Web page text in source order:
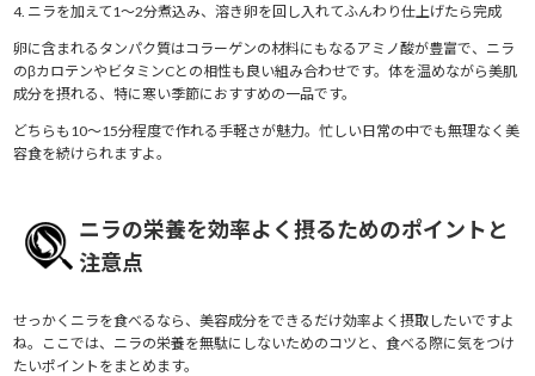
4. ニラを加えて1〜2分煮込み、溶き卵を回し入れてふんわり仕上げたら完成
卵に含まれるタンパク質はコラーゲンの材料にもなるアミノ酸が豊富で、ニラ
のβカロテンやビタミンCとの相性も良い組み合わせです。体を温めながら美肌
成分を摂れる、特に寒い季節におすすめの一品です。
どちらも10〜15分程度で作れる手軽さが魅力。忙しい日常の中でも無理なく美
容食を続けられますよ。
ニラの栄養を効率よく摂るためのポイントと
注意点
せっかくニラを食べるなら、美容成分をできるだけ効率よく摂取したいですよ
ね。ここでは、ニラの栄養を無駄にしないためのコツと、食べる際に気をつけ
たいポイントをまとめます。